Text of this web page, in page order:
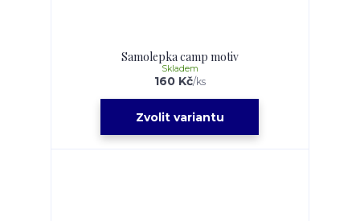
Samolepka camp motiv
160 Kč/ks
Skladem
Zvolit variantu